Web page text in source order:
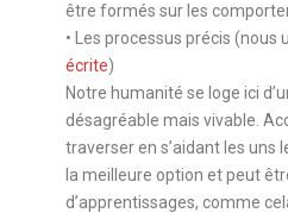
être formés sur les
• Les processus précis (nous
écrite)
Notre humanité se loge ici
désagréable mais vivable.
traverser en s’aidant les uns
la meilleure option et peut
d’apprentissages, comme